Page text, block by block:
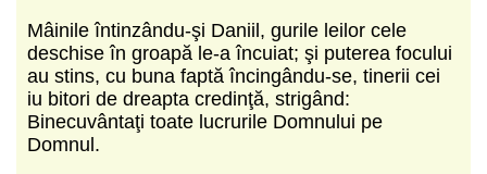
Mâinile întinzându-şi Daniil, gurile leilor cele
deschise în groapă le-a încuiat; şi puterea focului
au stins, cu buna faptă încingându-se, tinerii cei
iu bitori de dreapta credinţă, strigând:
Binecuvântaţi toate lucrurile Domnului pe
Domnul.